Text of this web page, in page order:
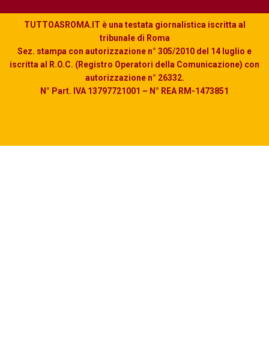
TUTTOASROMA.IT è una testata giornalistica iscritta al
tribunale di Roma
Sez. stampa con autorizzazione n° 305/2010 del 14 luglio e
iscritta al R.O.C. (Registro Operatori della Comunicazione) con
autorizzazione n° 26332.
N° Part. IVA 13797721001 – N° REA RM-1473851